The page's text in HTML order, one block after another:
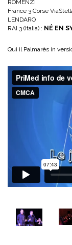
ROMENZI
France 3 Corse
LENDARO
RAI 3 (Italia) : NÉ EN
Qui il Palmarès in